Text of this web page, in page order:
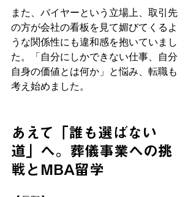
また、バイヤーという立場上、取引先
の方が会社の看板を見て媚びてくるよ
うな関係性にも違和感を抱いていまし
た。「自分にしかできない仕事、自分
自身の価値とは何か」と悩み、転職も
考え始めました。
あえて「誰も選ばない
道」へ。葬儀事業への挑
戦とMBA留学